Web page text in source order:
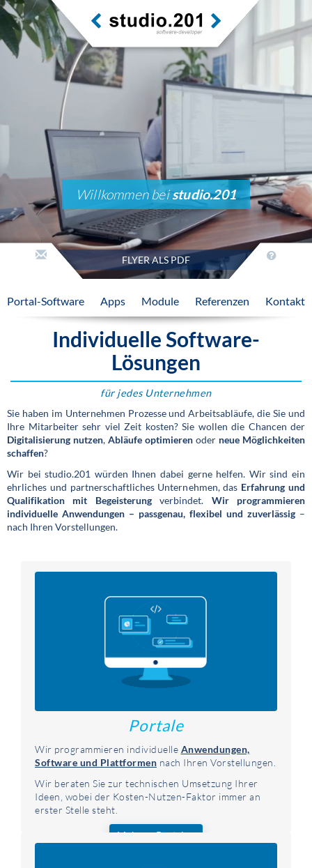
Willkommen beistudio.201
Wir entwickeln100% individuelle
Software-Lösungen.
FLYER ALS PDF
Portal-Software Apps Module Referenzen Kontakt
Individuelle Software-
Lösungen
für jedes Unternehmen
Sie haben im Unternehmen Prozesse und Arbeitsabläufe, die Sie und
Ihre Mitarbeiter sehr viel Zeit kosten? Sie wollen die Chancen der
Digitalisierung nutzen, Abläufe optimieren oder neue Möglichkeiten
schaffen?
Wir bei studio.201 würden Ihnen dabei gerne helfen. Wir sind ein
ehrliches und partnerschaftliches Unternehmen, das Erfahrung und
Qualifikation mit Begeisterungverbindet. Wir programmieren
individuelle Anwendungen – passgenau, flexibel und zuverlässig –
nach Ihren Vorstellungen.
Portale
Wir programmieren individuelle Anwendungen,
Software und Plattformen nach Ihren Vorstellungen.
Wir beraten Sie zur technischen Umsetzung Ihrer
Ideen, wobei der Kosten-Nutzen-Faktor immer an
erster Stelle steht.
Mehr zu Portalen